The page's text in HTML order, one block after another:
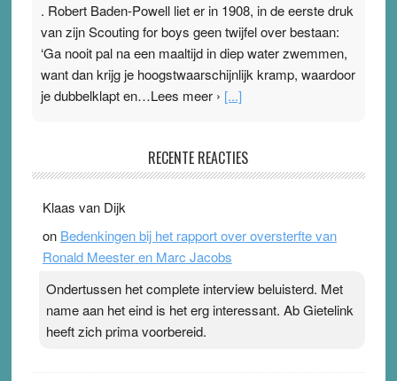
. Robert Baden-Powell liet er in 1908, in de eerste druk
van zijn Scouting for boys geen twijfel over bestaan:
‘Ga nooit pal na een maaltijd in diep water zwemmen,
want dan krijg je hoogstwaarschijnlijk kramp, waardoor
je dubbelklapt en…Lees meer › [...]
Ward van Beek
topsporters. Ze hopen ermee hun hartslag te verlagen
terwijl ze meer zuurstof opnemen. Daarop heeft zo’n
pleister geen effect. Maar het gevoel ‘makkelijker te
Pleisterplakkers in de topspsort ›[...]
RECENTE REACTIES
Klaas van Dijk
on Bedenkingen bij het rapport over oversterfte van
Ronald Meester en Marc Jacobs
Ondertussen het complete interview beluisterd. Met
name aan het eind is het erg interessant. Ab Gietelink
heeft zich prima voorbereid.